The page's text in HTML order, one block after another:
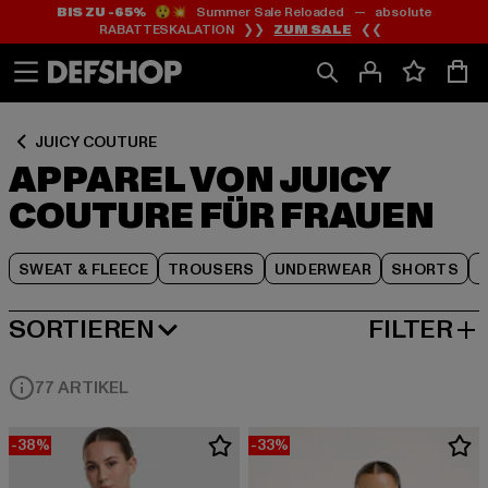
Zum
Inhalt
springen
Zum
Fußzeile
springen
BIS ZU -65%😲💥 Summer Sale Reloaded — absolute
RABATTESKALATION ❯❯ ZUM SALE ❮❮
JUICY COUTURE
APPAREL VON JUICY
COUTURE FÜR FRAUEN
SWEAT & FLEECE TROUSERS UNDERWEAR SHORTS
Zum
Produktraster
springen
SORTIEREN
BELIEBTESTE FILTER
77 ARTIKEL
-38% -33%